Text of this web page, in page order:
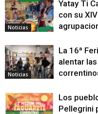
Noticias
Yatay Ti
con su
Noticias
La 16ª
alentar
Los
Pellegrini